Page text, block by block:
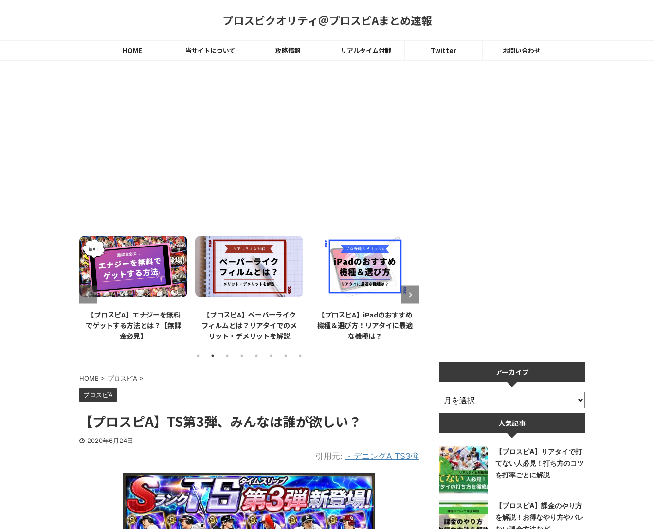
プロスピクオリティ＠プロスピAまとめ速報
HOME 当サイトについて 攻略情報 リアルタイム対戦 Twitter お問い合わせ
【プロスピA】エナジーを無料
でゲットする方法とは？【無課
金必見】
【プロスピA】ペーパーライク
フィルムとは？リアタイでのメ
リット・デメリットを解説
【プロスピA】iPadのおすすめ
機種＆選び方！リアタイに最適
な機種は？
HOME > プロスピA >
プロスピA
【プロスピA】TS第3弾、みんなは誰が欲しい？
2020年6月24日
引用元: ・デニングA TS3弾
アーカイブ
人気記事
【プロスピA】リアタイで打
てない人必見！打ち方のコツ
を打率ごとに解説
【プロスピA】課金のやり方
を解説！お得なやり方やバレ